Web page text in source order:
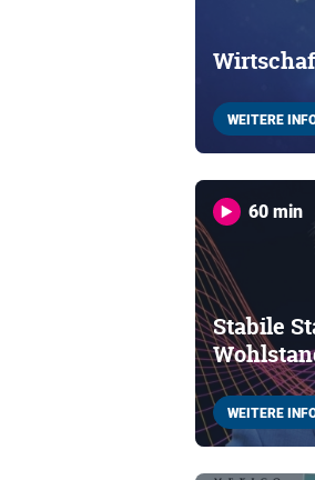
WEITERE
60 min
Stabile
WEITERE